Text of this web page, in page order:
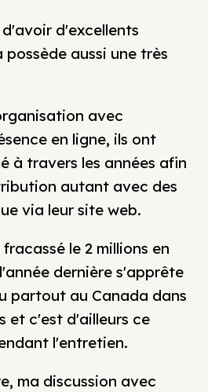
d'excellents
aussi une très
avec
en ligne, ils ont
à travers les années afin
autant avec des
via leur site web.
le 2 millions en
dernière s'apprête
partout au Canada dans
et c'est d'ailleurs ce
l'entretien.
ma discussion avec